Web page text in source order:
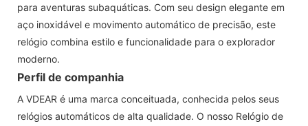
para aventuras subaquáticas. Com seu design elegante em
aço inoxidável e movimento automático de precisão, este
relógio combina estilo e funcionalidade para o explorador
moderno.
Perfil de companhia
A VDEAR é uma marca conceituada, conhecida pelos seus
relógios automáticos de alta qualidade. O nosso Relógio de